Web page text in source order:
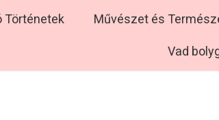
Történetek Művészet és
Vad